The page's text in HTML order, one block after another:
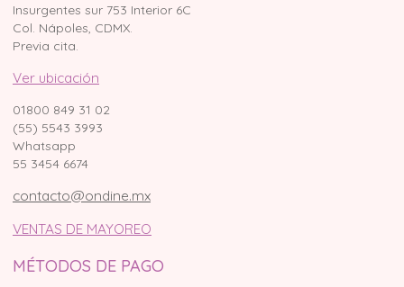
Insurgentes sur 753 Interior 6C
Col. Nápoles, CDMX.
Previa cita.
Ver ubicación
01800 849 31 02
(55) 5543 3993
Whatsapp
55 3454 6674
contacto@ondine.mx
VENTAS DE MAYOREO
MÉTODOS DE PAGO